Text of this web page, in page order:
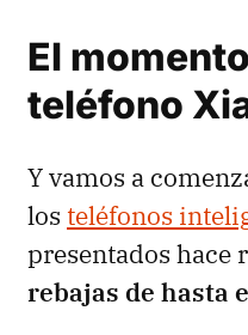
El
teléfono
Y vamos a
los teléfonos
presentados hace
rebajas de hasta